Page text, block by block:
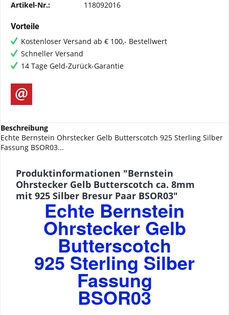
Artikel-Nr.: 118092016
Vorteile
Kostenloser Versand ab € 100,- Bestellwert
Schneller Versand
14 Tage Geld-Zurück-Garantie
Beschreibung
Echte Bernstein Ohrstecker Gelb Butterscotch 925 Sterling Silber
Fassung BSOR03...
Produktinformationen "Bernstein
Ohrstecker Gelb Butterscotch ca. 8mm
mit 925 Silber Bresur Paar BSOR03"
Echte Bernstein
Ohrstecker Gelb
Butterscotch
925 Sterling Silber
Fassung
BSOR03